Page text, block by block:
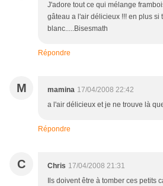
J'adore tout ce qui mélange
gâteau a l'air délicieux !!! en plus si
blanc.....Bisesmath
Répondre
M mamina 17/04/2008 22:42
a l'air délicieux et je ne trouve là
Répondre
C Chris 17/04/2008 21:31
Ils doivent être à tomber ces petits